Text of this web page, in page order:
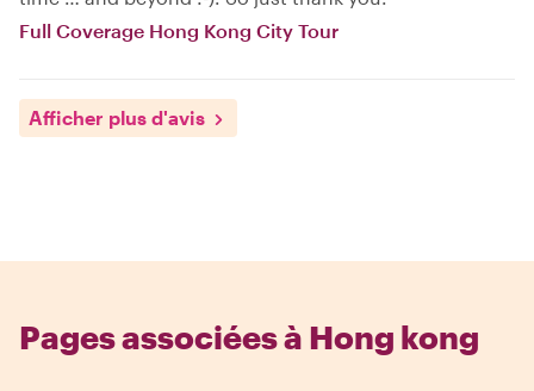
Full Coverage Hong Kong City Tour
Afficher plus d'avis
Pages associées à Hong kong